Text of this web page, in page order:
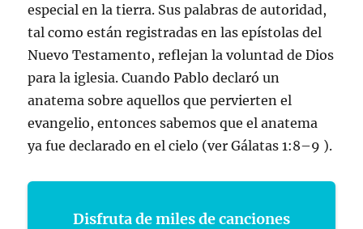
especial en la tierra. Sus palabras de autoridad,
tal como están registradas en las epístolas del
Nuevo Testamento, reflejan la voluntad de Dios
para la iglesia. Cuando Pablo declaró un
anatema sobre aquellos que pervierten el
evangelio, entonces sabemos que el anatema
ya fue declarado en el cielo (ver Gálatas 1:8–9 ).
Disfruta de miles de canciones